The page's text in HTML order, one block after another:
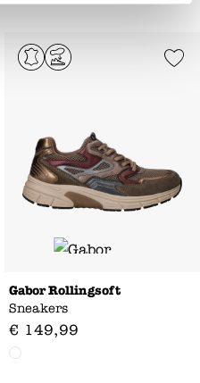
Add to
Gabor Rollingsoft
Sneakers
€ 149,99